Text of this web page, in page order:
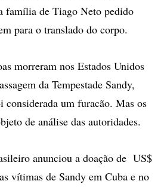
família de Tiago Neto pedido
para o translado do corpo.
morreram nos Estados Unidos
da Tempestade Sandy,
um furacão. Mas os
de análise das autoridades.
anunciou a doação de US$
vítimas de Sandy em Cuba e no